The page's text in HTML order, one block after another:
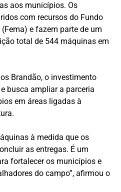
aos municípios. Os
com recursos do Fundo
e fazem parte de um
total de 544 máquinas em
Brandão, o investimento
busca ampliar a parceria
em áreas ligadas à
à medida que os
as entregas. É um
fortalecer os municípios e
do campo”, afirmou o